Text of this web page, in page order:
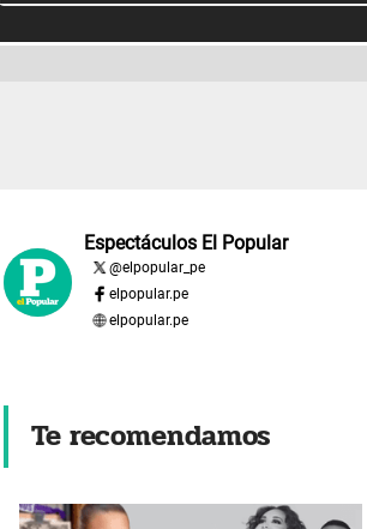
Espectáculos El Popular
@elpopular_pe
elpopular.pe
elpopular.pe
Te recomendamos